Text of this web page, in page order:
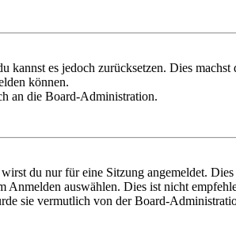
es jedoch zurücksetzen. Dies
können.
an die Board-Administration.
du nur für eine Sitzung angemeldet.
auswählen. Dies ist nicht
sie vermutlich von der Board-